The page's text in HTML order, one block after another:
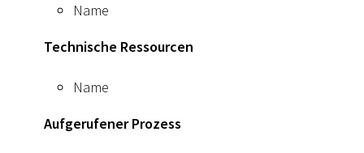
Name
Technische Ressourcen
Name
Aufgerufener Prozess